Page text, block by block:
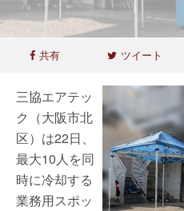
共有 ツイート
三協エアテッ
ク（大阪市北
区）は22日、
最大10人を同
時に冷却する
業務用スポッ